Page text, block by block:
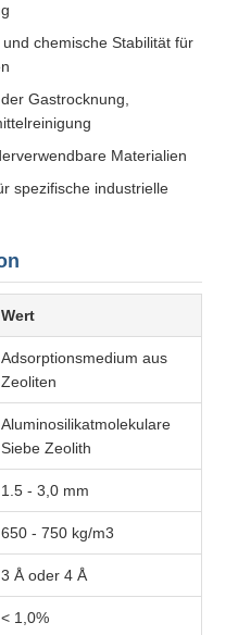
chemische Stabilität für
Gastrocknung,
Materialien
spezifische industrielle
Wert
Adsorptionsmedium aus
Zeoliten
Aluminosilikatmolekulare
Siebe Zeolith
1.5 - 3,0 mm
650 - 750 kg/m3
3 Å oder 4 Å
< 1,0%